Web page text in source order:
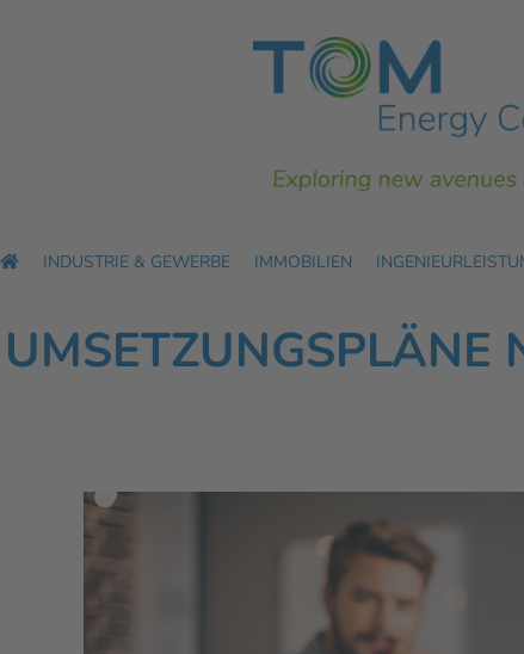
INDUSTRIE & GEWERBE IMMOBILIEN
UMSETZUNGSPLÄNE